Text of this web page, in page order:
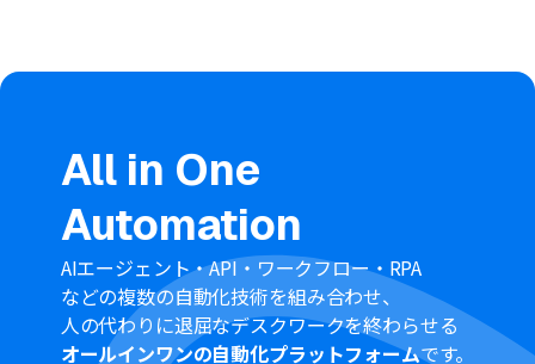
Yoomを連携してください。
All in One
Automation
AIエージェント・API・ワークフロー・RPA
などの複数の自動化技術を組み合わせ、
人の代わりに退屈なデスクワークを終わらせる
オールインワンの自動化プラットフォームです。